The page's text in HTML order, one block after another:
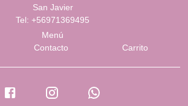
San Javier
Tel: +56971369495
Menú
Contacto Carrito